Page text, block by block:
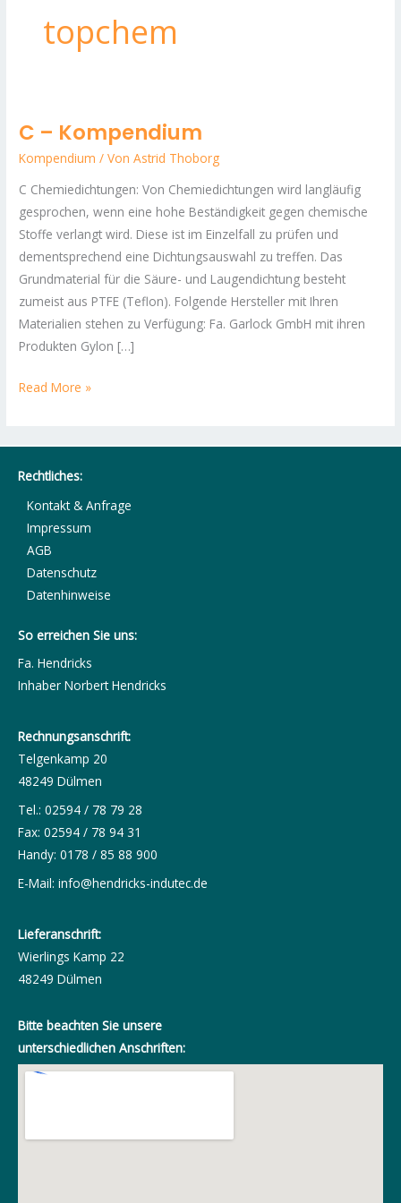
topchem
C – Kompendium
Kompendium / VonAstrid Thoborg
C Chemiedichtungen: Von Chemiedichtungen wird langläufig
gesprochen, wenn eine hohe Beständigkeit gegen chemische
Stoffe verlangt wird. Diese ist im Einzelfall zu prüfen und
dementsprechend eine Dichtungsauswahl zu treffen. Das
Grundmaterial für die Säure- und Laugendichtung besteht
zumeist aus PTFE (Teflon). Folgende Hersteller mit Ihren
Materialien stehen zu Verfügung: Fa. Garlock GmbH mit ihren
Produkten Gylon […]
C
–
Read More »
Rechtliches:
Kontakt & Anfrage
Impressum
AGB
Datenschutz
Datenhinweise
So erreichen Sie uns:
Fa. Hendricks
Inhaber Norbert Hendricks
Rechnungsanschrift:
Telgenkamp 20
48249 Dülmen
Tel.: 02594 / 78 79 28
Fax: 02594 / 78 94 31
Handy: 0178 / 85 88 900
E-Mail: info@hendricks-indutec.de
Lieferanschrift:
Wierlings Kamp 22
48249 Dülmen
Bitte beachten Sie unsere
unterschiedlichen Anschriften: